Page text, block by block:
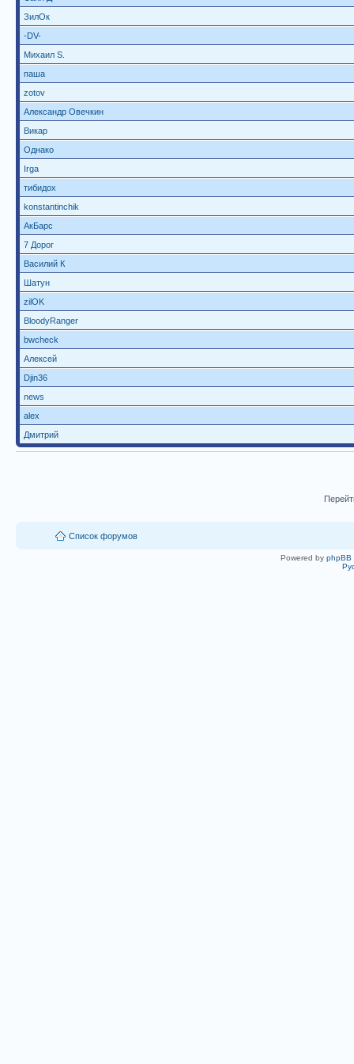
ЗилОк
-DV-
Михаил S.
паша
zotov
Александр Овечкин
Викар
Однако
Irga
тибидох
konstantinchik
АкБарс
7 Дорог
Василий К
Шатун
zilOK
BloodyRanger
bwcheck
Алексей
Djin36
news
alex
Дмитрий
Список форумов
Powered by phpBB